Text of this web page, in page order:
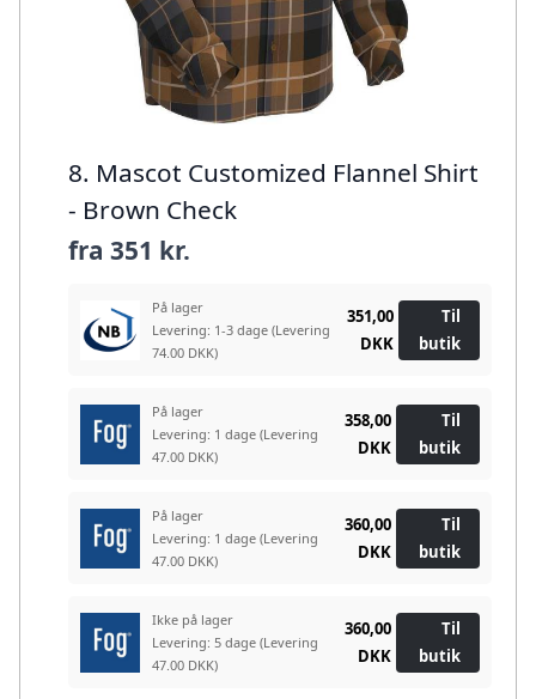
8. Mascot Customized Flannel Shirt
- Brown Check
fra 351 kr.
På lager
Levering: 1-3 dage (Levering
74.00 DKK)
351,00
DKK
Til
butik
På lager
Levering: 1 dage (Levering
47.00 DKK)
358,00
DKK
Til
butik
På lager
Levering: 1 dage (Levering
47.00 DKK)
360,00
DKK
Til
butik
Ikke på lager
Levering: 5 dage (Levering
47.00 DKK)
360,00
DKK
Til
butik